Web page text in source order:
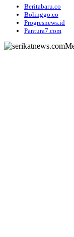
Beritabaru.co
Bolinggo.co
Progresnews.id
Pantura7.com